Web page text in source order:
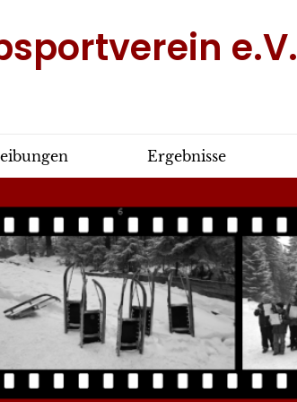
e.V.
Ergebnisse